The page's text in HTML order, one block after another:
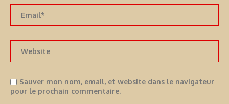
Sauver mon nom, email, et website dans le navigateur
pour le prochain commentaire.